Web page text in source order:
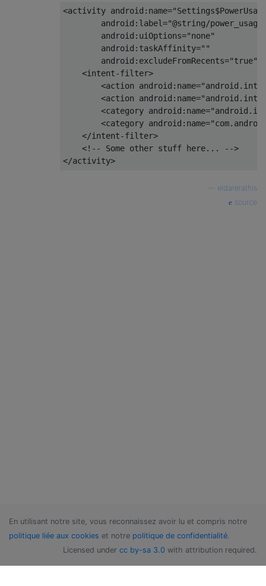
<activity
android:label="@string/
        android:uiOptions="none"
        android:taskAffinity=""
        android:excludeFromRecents="true">
    <intent-filter>
<action
<action
<category
<category
    </intent-filter>
    <!-- Some other stuff here... -->
eldarerathis
source
En utilisant notre site, vous reconnaissez avoir lu et compris notre
politique liée aux cookies et notre politique de confidentialité.
Licensed under cc by-sa 3.0 with attribution required.